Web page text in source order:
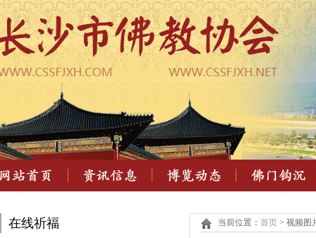
在线祈福 当前位置： 首页 > 视频图